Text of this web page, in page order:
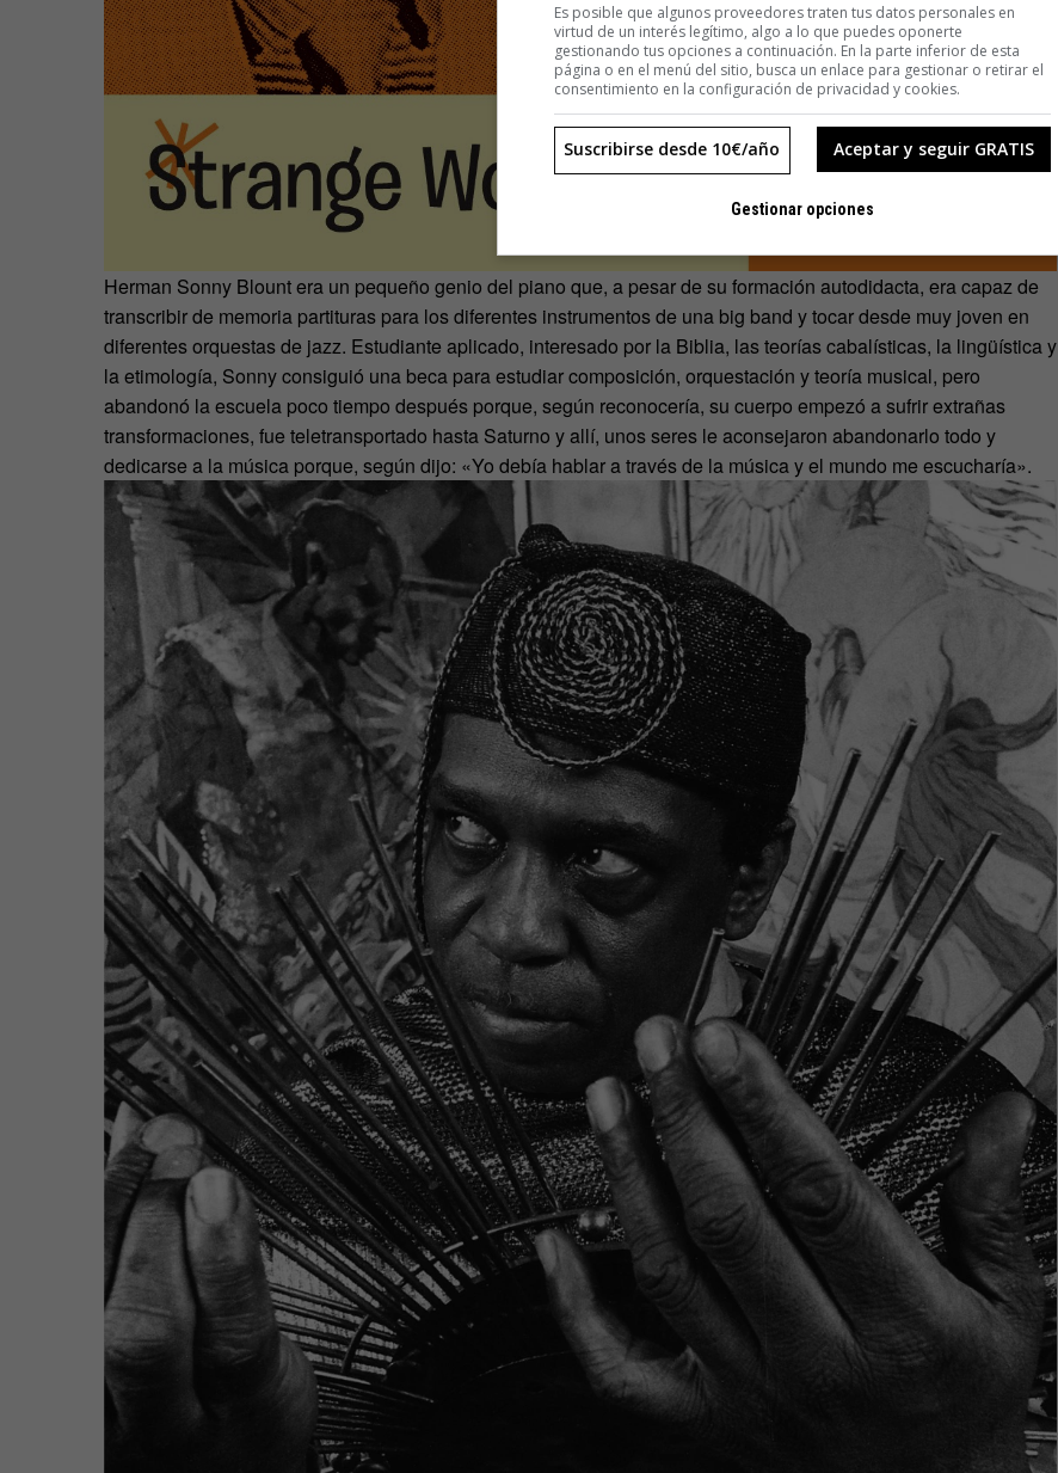
Herman Sonny Blount era un pequeño genio del piano que, a pesar de su formación autodidacta, era capaz de
transcribir de memoria partituras para los diferentes instrumentos de una big band y tocar desde muy joven en
diferentes orquestas de jazz. Estudiante aplicado, interesado por la Biblia, las teorías cabalísticas, la lingüística y
la etimología, Sonny consiguió una beca para estudiar composición, orquestación y teoría musical, pero
abandonó la escuela poco tiempo después porque, según reconocería, su cuerpo empezó a sufrir extrañas
transformaciones, fue teletransportado hasta Saturno y allí, unos seres le aconsejaron abandonarlo todo y
dedicarse a la música porque, según dijo: «Yo debía hablar a través de la música y el mundo me escucharía».
Es posible que algunos proveedores traten tus datos personales en
virtud de un interés legítimo, algo a lo que puedes oponerte
gestionando tus opciones a continuación. En la parte inferior de esta
página o en el menú del sitio, busca un enlace para gestionar o retirar el
consentimiento en la configuración de privacidad y cookies.
Aceptar y seguir GRATIS
Suscribirse desde 10€/año
Gestionar opciones